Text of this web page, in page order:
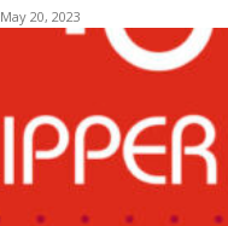
May 20, 2023